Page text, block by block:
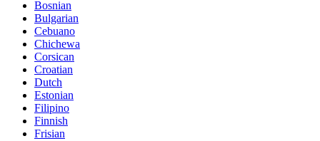
Bosnian
Bulgarian
Cebuano
Chichewa
Corsican
Croatian
Dutch
Estonian
Filipino
Finnish
Frisian